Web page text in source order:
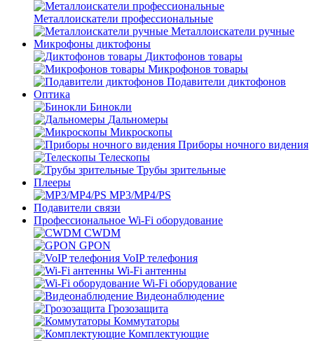
Металлоискатели профессиональные
Металлоискатели ручные
Микрофоны диктофоны
Диктофонов товары
Микрофонов товары
Подавители диктофонов
Оптика
Бинокли
Дальномеры
Микроскопы
Приборы ночного видения
Телескопы
Трубы зрительные
Плееры
MP3/MP4/PS
Подавители связи
Профессиональное Wi-Fi оборудование
CWDM
GPON
VoIP телефония
Wi-Fi антенны
Wi-Fi оборудование
Видеонаблюдение
Грозозащита
Коммутаторы
Комплектующие